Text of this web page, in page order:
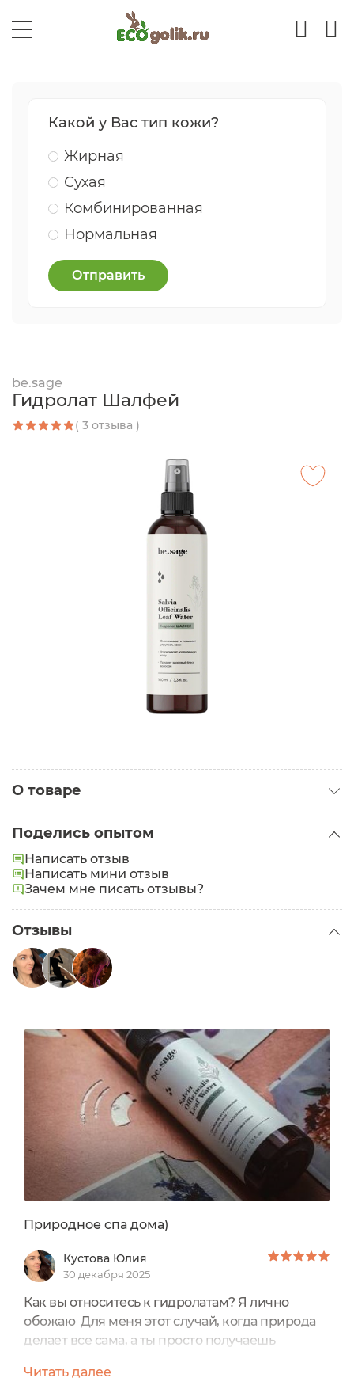
Какой у Вас тип кожи?
Жирная
Сухая
Комбинированная
Нормальная
Отправить
be.sage
Гидролат Шалфей
( 3 отзыва )
О товаре
Поделись опытом
Написать отзыв
Написать мини отзыв
Зачем мне писать отзывы?
Отзывы
Природное спа дома)
Кустова Юлия
30 декабря 2025
Как вы относитесь к гидролатам? Я лично
обожаю Для меня этот случай, когда природа
делает все сама, а ты просто получаешь
использования гидролатов (чаще всего как
Читать далее